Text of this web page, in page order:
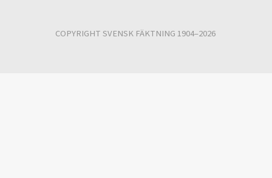
COPYRIGHT SVENSK FÄKTNING 1904–2026